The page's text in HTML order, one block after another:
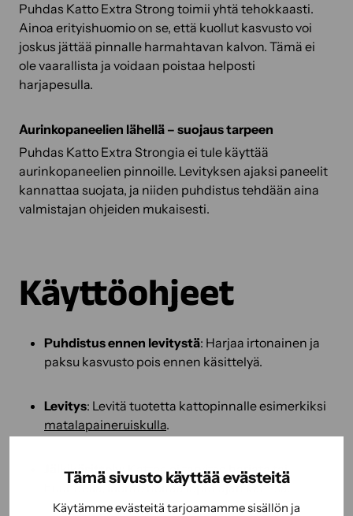
Tämä sivusto käyttää evästeitä
Käytämme evästeitä tarjoamamme sisällön ja
Puhdas Katto Extra Strong toimii yhtä tehokkaasti.
Ainoa erityishuomio on se, että kuollut kasvusto voi
joskus jättää pinnalle harmahtavan kalvon. Tämä ei
ole vaarallista ja voidaan poistaa helposti
harjapesulla.
Aurinkopaneelien lähellä – suojaus tarpeen
Puhdas Katto Extra Strongia ei tule käyttää
aurinkopaneelien pinnoille. Levityksen ajaksi paneelit
kannattaa suojata, ja niiden puhdistus tehdään aina
valmistajan ohjeiden mukaisesti.
Käyttöohjeet
Puhdistus ennen levitystä: Harjaa irtonainen ja
paksu kasvusto pois ennen käsittelyä.
Levitys: Levitä tuotetta kattopinnalle esimerkiksi
matalapaineruiskulla.
Jälkikäsittely : Kattoa ei tarvitse harjata tai
huuhdella, luonto hoitaa loput ajan kanssa.